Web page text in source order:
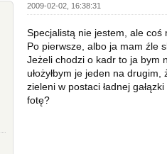
2009-02-02, 16:38:31
Specjalistą nie jestem, ale coś
Po pierwsze, albo ja mam źle
Jeżeli chodzi o kadr to ja bym
ułożyłbym je jeden na
zieleni w postaci ładnej
fotę?